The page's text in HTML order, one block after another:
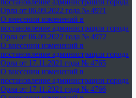
постановление администрации города
Орла от 06.09.2022 года № 4971
О внесении изменений в
постановление администрации города
Орла от 06.09.2022 года № 4972
О внесении изменений в
постановление администрации города
Орла от 17.11.2021 года № 4765
О внесении изменений в
постановление администрации города
Орла от 17.11.2021 года № 4766